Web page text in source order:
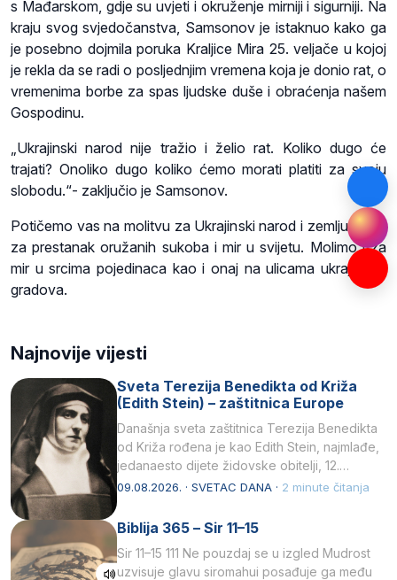
s Mađarskom, gdje su uvjeti i okruženje mirniji i sigurniji. Na
kraju svog svjedočanstva, Samsonov je istaknuo kako ga
je posebno dojmila poruka Kraljice Mira 25. veljače u kojoj
je rekla da se radi o posljednjim vremena koja je donio rat, o
vremenima borbe za spas ljudske duše i obraćenja našem
Gospodinu.
„Ukrajinski narod nije tražio i želio rat. Koliko dugo će
trajati? Onoliko dugo koliko ćemo morati platiti za svoju
slobodu.“- zaključio je Samsonov.
Potičemo vas na molitvu za Ukrajinski narod i zemlju, kao i
za prestanak oružanih sukoba i mir u svijetu. Molimo i za
mir u srcima pojedinaca kao i onaj na ulicama ukrajinskih
gradova.
Najnovije vijesti
Sveta Terezija Benedikta od Križa
(Edith Stein) – zaštitnica Europe
Današnja sveta zaštitnica Terezija Benedikta
od Križa rođena je kao Edith Stein, najmlađe,
jedanaesto dijete židovske obitelji, 12.
listopada 1891, u Wrocławu…
09.08.2026. · SVETAC DANA · 2 minute čitanja
Biblija 365 – Sir 11–15
Sir 11–15 111 Ne pouzdaj se u izgled Mudrost
uzvisuje glavu siromahui posađuje ga među